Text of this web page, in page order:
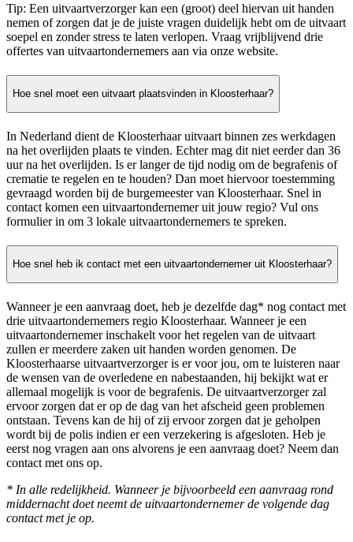
Tip: Een uitvaartverzorger kan een (groot) deel hiervan uit handen
nemen of zorgen dat je de juiste vragen duidelijk hebt om de uitvaart
soepel en zonder stress te laten verlopen. Vraag vrijblijvend drie
offertes van uitvaartondernemers aan via onze website.
Hoe snel moet een uitvaart plaatsvinden in Kloosterhaar?
In Nederland dient de Kloosterhaar uitvaart binnen zes werkdagen
na het overlijden plaats te vinden. Echter mag dit niet eerder dan 36
uur na het overlijden. Is er langer de tijd nodig om de begrafenis of
crematie te regelen en te houden? Dan moet hiervoor toestemming
gevraagd worden bij de burgemeester van Kloosterhaar. Snel in
contact komen een uitvaartondernemer uit jouw regio? Vul ons
formulier in om 3 lokale uitvaartondernemers te spreken.
Hoe snel heb ik contact met een uitvaartondernemer uit Kloosterhaar?
Wanneer je een aanvraag doet, heb je dezelfde dag* nog contact met
drie uitvaartondernemers regio Kloosterhaar. Wanneer je een
uitvaartondernemer inschakelt voor het regelen van de uitvaart
zullen er meerdere zaken uit handen worden genomen. De
Kloosterhaarse uitvaartverzorger is er voor jou, om te luisteren naar
de wensen van de overledene en nabestaanden, hij bekijkt wat er
allemaal mogelijk is voor de begrafenis. De uitvaartverzorger zal
ervoor zorgen dat er op de dag van het afscheid geen problemen
ontstaan. Tevens kan de hij of zij ervoor zorgen dat je geholpen
wordt bij de polis indien er een verzekering is afgesloten. Heb je
eerst nog vragen aan ons alvorens je een aanvraag doet? Neem dan
contact met ons op.
* In alle redelijkheid. Wanneer je bijvoorbeeld een aanvraag rond
middernacht doet neemt de uitvaartondernemer de volgende dag
contact met je op.